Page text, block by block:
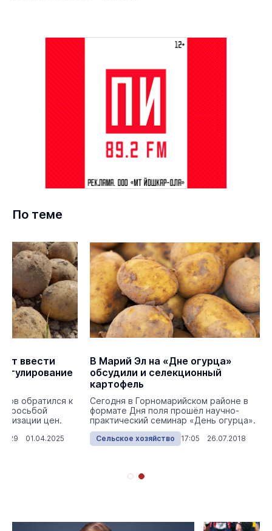
По теме
ввести
обратился к
просьбой
цен.
01.04.2025
В Марий Эл на «Дне огурца»
обсудили и селекционный
картофель
Сегодня в Горномарийском районе в
формате Дня поля прошёл научно-
практический семинар «День огурца».
Сельское хозяйство 17:05 26.07.2018